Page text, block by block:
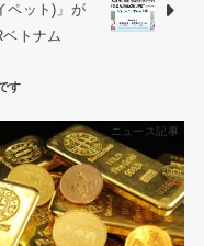
ペット)」が
トナム
ニュース記事